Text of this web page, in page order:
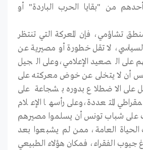
من "بقايا الحرب الباردة" أو
تشاؤمي، فإن المعركة التي تنتظر
السياسي، لا تقل خطورة أو مصيرية عن
على الصعيد الإعلامي،وعلى الجيل
أن لا يتخلى عن خوض معركته على
على الاضطلاع بدوره بشجاعة على
المتعددة،وعلى رأسها الإعلام
على شباب تونس أن يسلموا مصيرهم
الحياة العامة، ممن لم يشبعوا بعد
جيوب الفقراء، فمكان هؤلاء الطبيعي